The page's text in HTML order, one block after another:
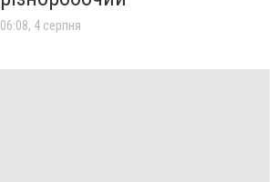
06:08, 4 серпня